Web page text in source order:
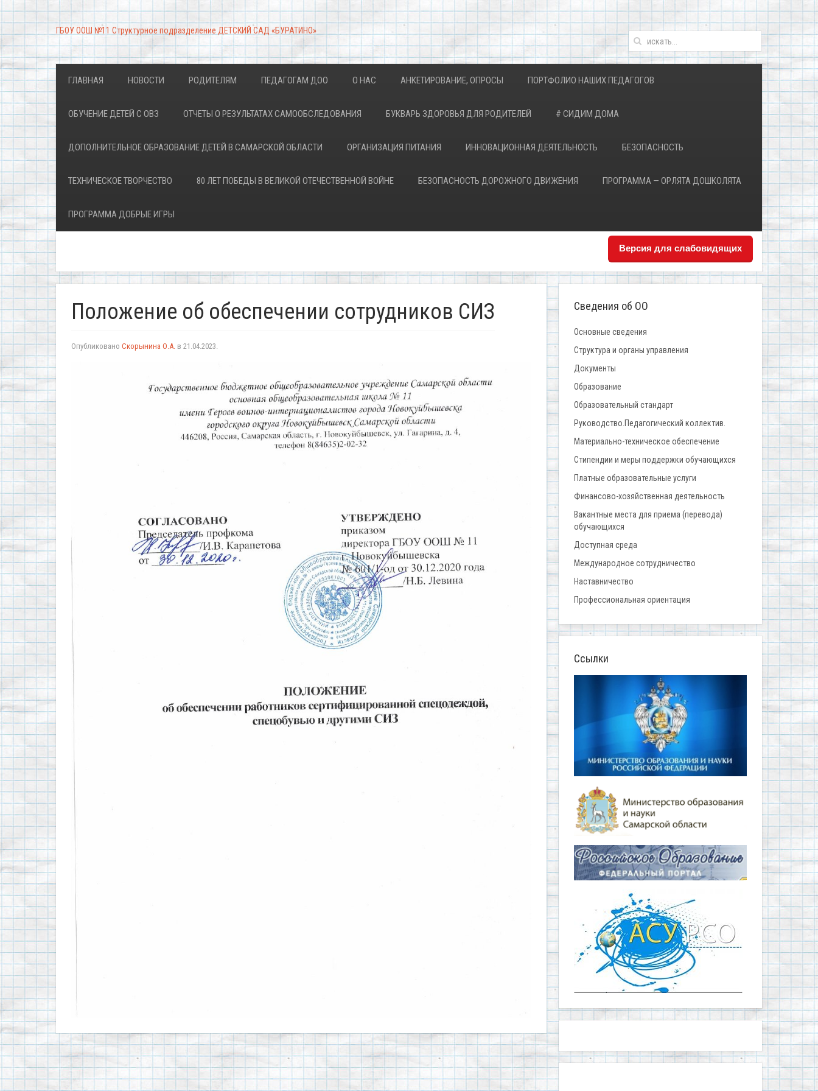
ГБОУ ООШ №11 Структурное подразделение ДЕТСКИЙ САД «БУРАТИНО»
ГЛАВНАЯ НОВОСТИ РОДИТЕЛЯМ ПЕДАГОГАМ ДОО О НАС АНКЕТИРОВАНИЕ, ОПРОСЫ ПОРТФОЛИО НАШИХ ПЕДАГОГОВ
ОБУЧЕНИЕ ДЕТЕЙ С ОВЗ ОТЧЕТЫ О РЕЗУЛЬТАТАХ САМООБСЛЕДОВАНИЯ БУКВАРЬ ЗДОРОВЬЯ ДЛЯ РОДИТЕЛЕЙ # СИДИМ ДОМА
ДОПОЛНИТЕЛЬНОЕ ОБРАЗОВАНИЕ ДЕТЕЙ В САМАРСКОЙ ОБЛАСТИ ОРГАНИЗАЦИЯ ПИТАНИЯ ИННОВАЦИОННАЯ ДЕЯТЕЛЬНОСТЬ БЕЗОПАСНОСТЬ
ТЕХНИЧЕСКОЕ ТВОРЧЕСТВО 80 ЛЕТ ПОБЕДЫ В ВЕЛИКОЙ ОТЕЧЕСТВЕННОЙ ВОЙНЕ БЕЗОПАСНОСТЬ ДОРОЖНОГО ДВИЖЕНИЯ ПРОГРАММА — ОРЛЯТА ДОШКОЛЯТА
ПРОГРАММА ДОБРЫЕ ИГРЫ
Версия для слабовидящих
Положение об обеспечении сотрудников СИЗ
Опубликовано Скорынина О.А. в 21.04.2023.
Сведения об ОО
Основные сведения
Структура и органы управления
Документы
Образование
Образовательный стандарт
Руководство.Педагогический коллектив.
Материально-техническое обеспечение
Стипендии и меры поддержки обучающихся
Платные образовательные услуги
Финансово-хозяйственная деятельность
Вакантные места для приема (перевода)
обучающихся
Доступная среда
Международное сотрудничество
Наставничество
Профессиональная ориентация
Ссылки